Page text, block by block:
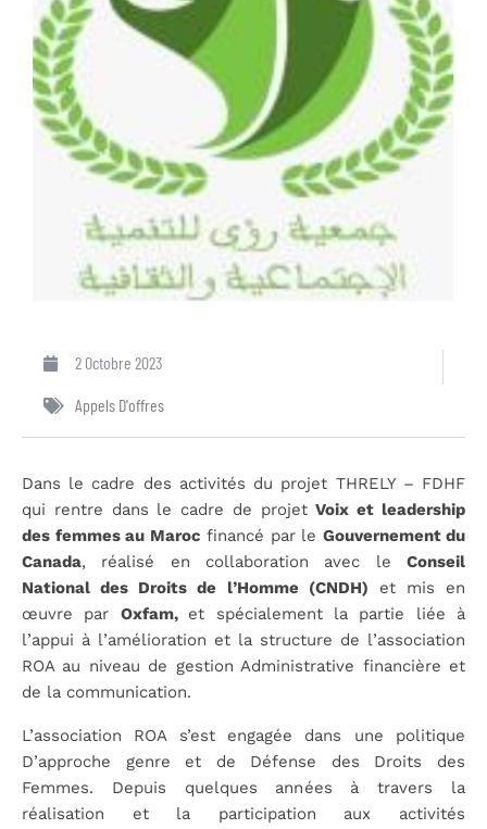
2 Octobre 2023
Appels D'offres
Dans le cadre des activités du projet THRELY – FDHF
qui rentre dans le cadre de projetVoix et leadership
des femmes au Maroc financé par le Gouvernement du
Canada, réalisé en collaboration avec le Conseil
National des Droits de l’Homme (CNDH) et mis en
œuvre par Oxfam, et spécialement la partie liée à
l’appui à l’amélioration et la structure de l’association
ROA au niveau de gestion Administrative financière et
de la communication.
L’association ROA s’est engagée dans une politique
D’approche genre et de Défense des Droits des
Femmes. Depuis quelques années à travers la
réalisation et la participation aux activités